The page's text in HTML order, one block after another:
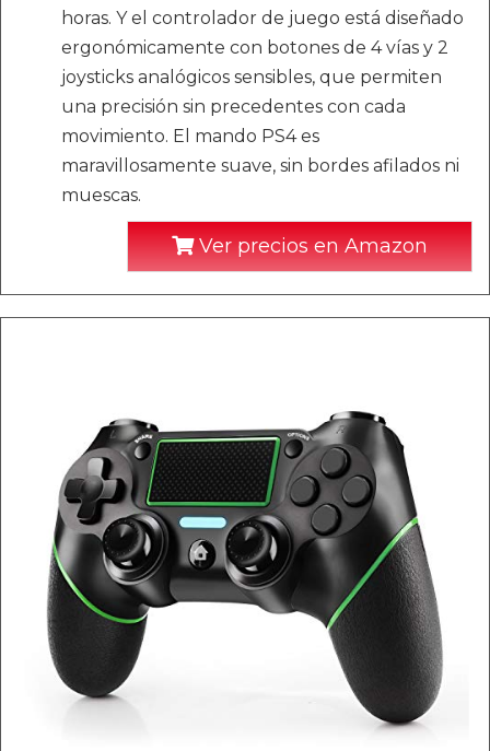
horas. Y el controlador de juego está diseñado
ergonómicamente con botones de 4 vías y 2
joysticks analógicos sensibles, que permiten
una precisión sin precedentes con cada
movimiento. El mando PS4 es
maravillosamente suave, sin bordes afilados ni
muescas.
Ver precios en Amazon